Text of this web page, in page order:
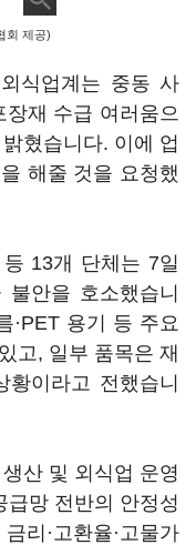
회 제공)
식업계는 중동 사
재 수급 여러움으
혔습니다. 이에 업
해줄 것을 요청했
13개 단체는 7일
안을 호소했습니
·PET 용기 등 주요
고, 일부 품목은 재
이라고 전했습니
산 및 외식업 운영
급망 전반의 안정성
리·고환율·고물가